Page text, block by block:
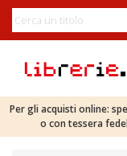
Per gli acquisti online:
o con tessera